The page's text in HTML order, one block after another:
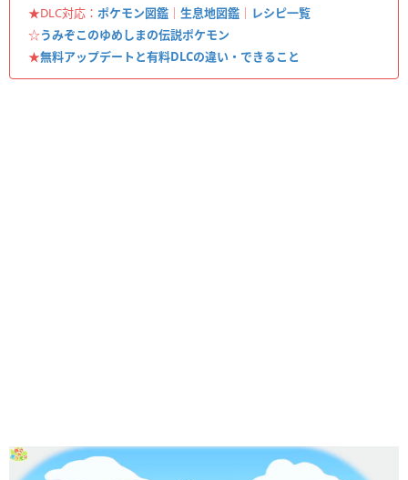
★DLC対応： ポケモン図鑑 ｜ 生息地図鑑 ｜ レシピ一覧
☆うみぞこのゆめしまの伝説ポケモン
★無料アップデートと有料DLCの違い・できること